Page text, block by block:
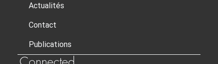
Actualités
Contact
Publications